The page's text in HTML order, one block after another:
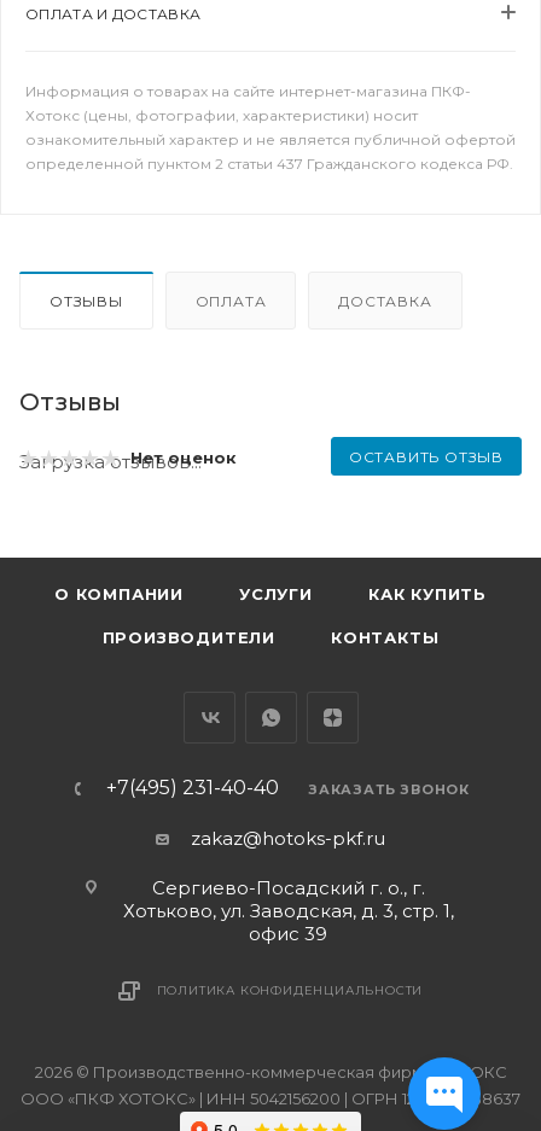
ОПЛАТА И ДОСТАВКА
Информация о товарах на сайте интернет-магазина ПКФ-
Хотокс (цены, фотографии, характеристики) носит
ознакомительный характер и не является публичной офертой
определенной пунктом 2 статьи 437 Гражданского кодекса РФ.
ОТЗЫВЫ ОПЛАТА ДОСТАВКА
Отзывы
Нет оценок ОСТАВИТЬ ОТЗЫВ
Загрузка отзывов...
О КОМПАНИИ УСЛУГИ КАК КУПИТЬ
ПРОИЗВОДИТЕЛИ КОНТАКТЫ
+7(495) 231-40-40 ЗАКАЗАТЬ ЗВОНОК
zakaz@hotoks-pkf.ru
Сергиево-Посадский г. о., г.
Хотьково, ул. Заводская, д. 3, стр. 1,
офис 39
ПОЛИТИКА КОНФИДЕНЦИАЛЬНОСТИ
2026 © Производственно-коммерческая фирма ХОТОКС
ООО «ПКФ ХОТОКС» | ИНН 5042156200 | ОГРН 1215000038637